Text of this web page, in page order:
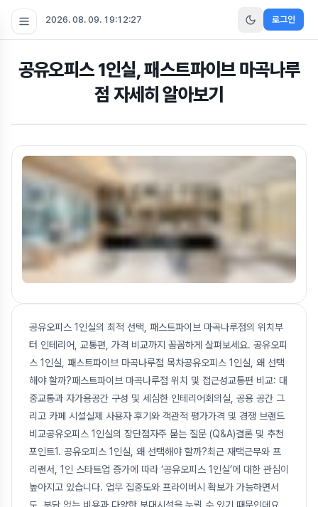
2026. 08. 09. 19:12:28 로그인
공유오피스 1인실, 패스트파이브 마곡나루
점 자세히 알아보기
공유오피스 1인실의 최적 선택, 패스트파이브 마곡나루점의 위치부
터 인테리어, 교통편, 가격 비교까지 꼼꼼하게 살펴보세요. 공유오피
스 1인실, 패스트파이브 마곡나루점 목차공유오피스 1인실, 왜 선택
해야 할까?패스트파이브 마곡나루점 위치 및 접근성교통편 비교: 대
중교통과 자가용공간 구성 및 세심한 인테리어회의실, 공용 공간 그
리고 카페 시설실제 사용자 후기와 객관적 평가가격 및 경쟁 브랜드
비교공유오피스 1인실의 장단점자주 묻는 질문 (Q&A)결론 및 추천
포인트1. 공유오피스 1인실, 왜 선택해야 할까?최근 재택근무와 프
리랜서, 1인 스타트업 증가에 따라 ‘공유오피스 1인실’에 대한 관심이
높아지고 있습니다. 업무 집중도와 프라이버시 확보가 가능하면서
도, 부담 없는 비용과 다양한 부대시설을 누릴 수 있기 때문인데요.